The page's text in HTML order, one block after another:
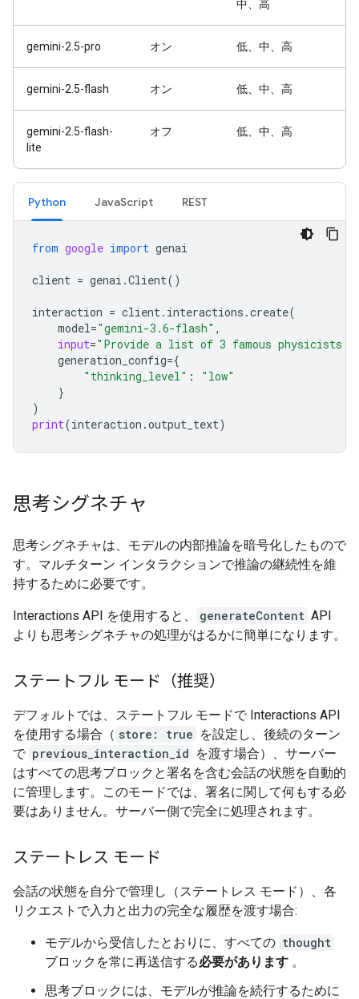
中、高
gemini-2.5-pro オン 低、中、高
gemini-2.5-flash オン 低、中、高
gemini-2.5-flash-
lite
オフ 低、中、高
Python JavaScript REST
from google import genai
client = genai .Client()
interaction = client. interactions .create(
model="gemini-3.6-flash" ,
input="Provide a list of 3 famous physicists
generation_config={
"thinking_level" :
"low"
}
)
print(interaction .output_text)
思考シグネチャ
思考シグネチャは、モデルの内部推論を暗号化したもので
す。マルチターン インタラクションで推論の継続性を維
持するために必要です。
Interactions API を使用すると、 generateContent API
よりも思考シグネチャの処理がはるかに簡単になります。
ステートフル モード（推奨）
デフォルトでは、ステートフル モードで Interactions API
を使用する場合（ store: true を設定し、後続のターン
で previous_interaction_id を渡す場合）、サーバー
はすべての思考ブロックと署名を含む会話の状態を自動的
に管理します。このモードでは、署名に関して何もする必
要はありません。サーバー側で完全に処理されます。
ステートレス モード
会話の状態を自分で管理し（ステートレス モード）、各
リクエストで入力と出力の完全な履歴を渡す場合:
モデルから受信したとおりに、すべての thought
ブロックを常に再送信する必要があります 。
思考ブロックには、モデルが推論を続行するために